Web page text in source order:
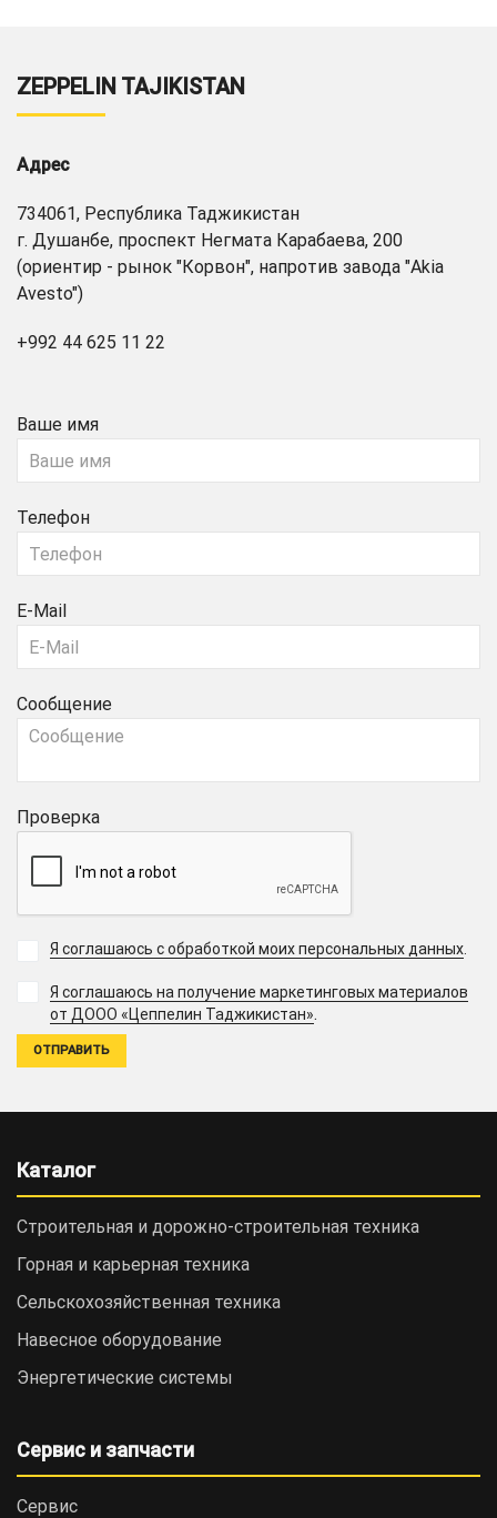
ZEPPELIN TAJIKISTAN
Адрес
734061, Республика Таджикистан
г. Душанбе, проспект Негмата Карабаева, 200
(ориентир - рынок "Корвон", напротив завода "Akia
Avesto")
+992 44 625 11 22
Ваше имя
Телефон
E-Mail
Сообщение
Проверка
Я соглашаюсь с обработкой моих персональных данных
Я соглашаюсь на получение маркетинговых материалов
от ДООО «Цеппелин Таджикистан».
Каталог
Строительная и дорожно-cтроительная техника
Горная и карьерная техника
Сельскохозяйственная техника
Навесное оборудование
Энергетические системы
Сервис и запчасти
Сервис